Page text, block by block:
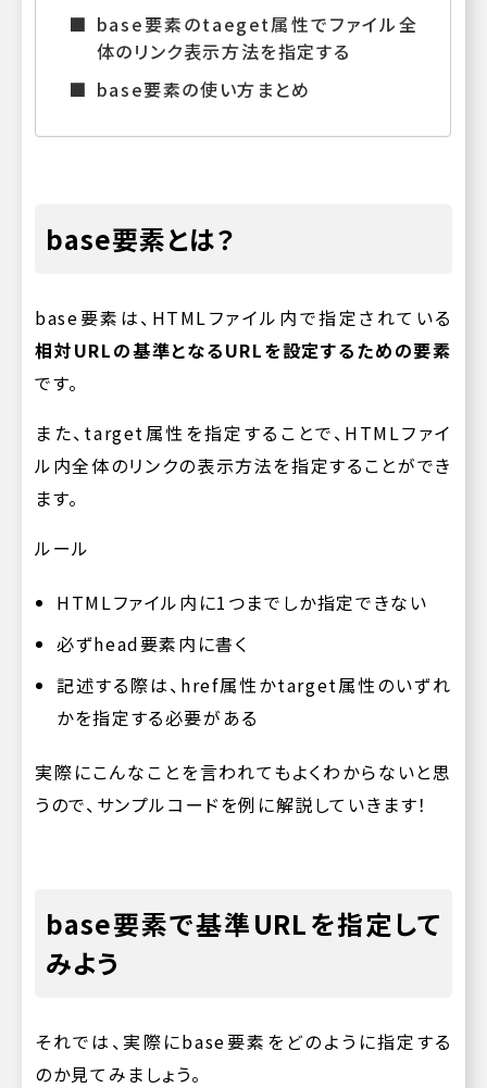
base要素のtaeget属性でファイル全
体のリンク表示方法を指定する
base要素の使い方まとめ
base要素とは？
base要素は、HTMLファイル内で指定されている
相対URLの基準となるURLを設定するための要素
です。
また、target属性を指定することで、HTMLファイ
ル内全体のリンクの表示方法を指定することができ
ます。
ルール
HTMLファイル内に1つまでしか指定できない
必ずhead要素内に書く
記述する際は、href属性かtarget属性のいずれ
かを指定する必要がある
実際にこんなことを言われてもよくわからないと思
うので、サンプルコードを例に解説していきます！
base要素で基準URLを指定して
みよう
それでは、実際にbase要素をどのように指定する
のか見てみましょう。